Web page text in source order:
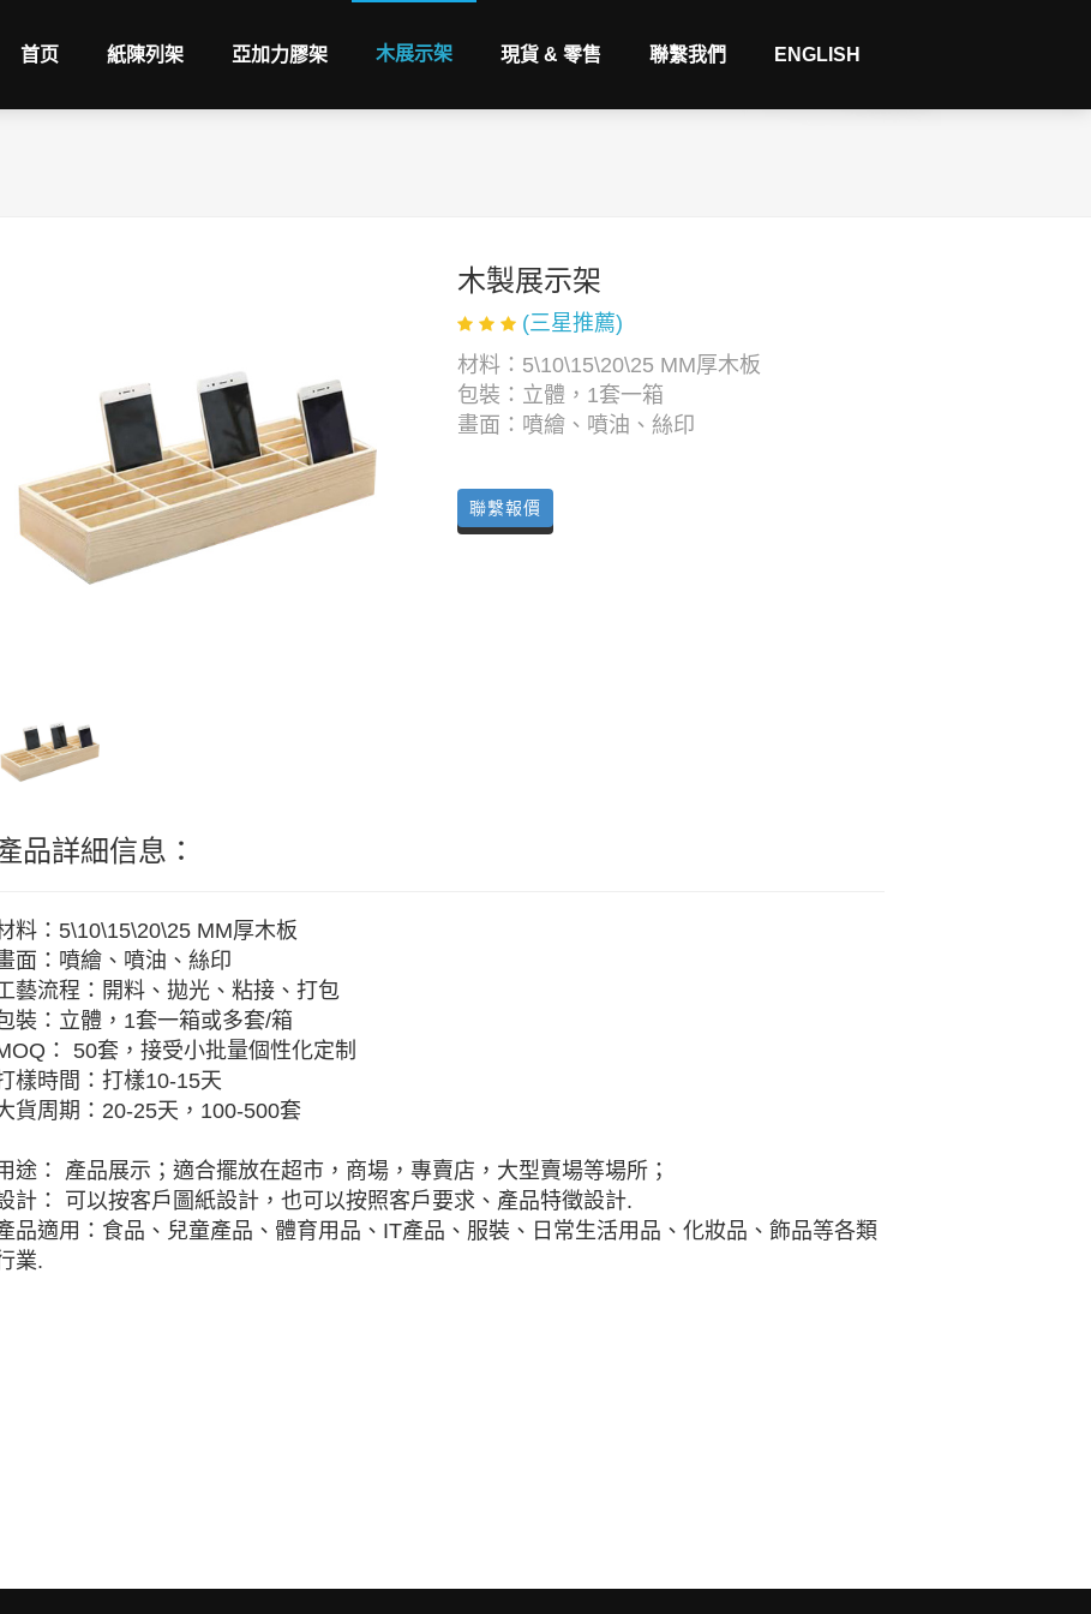
首页 紙陳列架 亞加力膠架 木展示架 現貨 & 零售 聯繫我們 ENGLISH
木製展示架
(三星推薦)
材料：5\10\15\20\25 MM厚木板
包裝：立體，1套一箱
畫面：噴繪、噴油、絲印
聯繫報價
品詳細信息：
料：5\10\15\20\25 MM厚木板
面：噴繪、噴油、絲印
藝流程：開料、拋光、粘接、打包
裝：立體，1套一箱或多套/箱
： 50套，接受小批量個性化定制
樣時間：打樣10-15天
貨周期：20-25天，100-500套
途： 產品展示；適合擺放在超市，商場，專賣店，大型賣場等場所；
計： 可以按客戶圖紙設計，也可以按照客戶要求、產品特徵設計.
品適用：食品、兒童產品、體育用品、IT產品、服裝、日常生活用品、化妝品、飾品等各類
業.